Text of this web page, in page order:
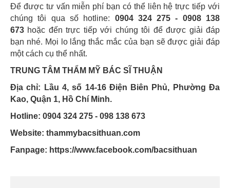
Để được tư vấn miễn phí bạn có thể liên hệ trực tiếp với
chúng tôi qua số hotline: 0904 324 275 - 0908 138
673 hoặc đến trực tiếp với chúng tôi để được giải đáp
bạn nhé. Mọi lo lắng thắc mắc của bạn sẽ được giải đáp
một cách cụ thể nhất.
TRUNG TÂM THẨM MỸ BÁC SĨ THUẬN
Địa chỉ: Lầu 4, số 14-16 Điện Biên Phủ, Phường Đa
Kao, Quận 1, Hồ Chí Minh.
Hotline: 0904 324 275 - 098 138 673
Website: thammybacsithuan.com
Fanpage: https://www.facebook.com/bacsithuan